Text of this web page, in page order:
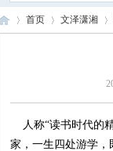
首页 文泽潇湘
人称“读书时代的
家，一生四处游学，